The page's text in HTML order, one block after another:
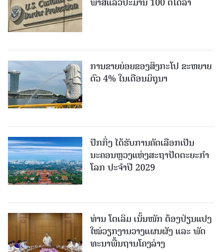
ການຂາຍຍ່ອຍຂອງສິງກະໂປ ຂະຫຍາຍ
ຕົວ 4% ໃນເດືອນມິຖຸນາ
ປັກກິ່ງ ໄດ້ຮັບການຄັດເລືອກເປັນ
ນະຄອນຫຼວງແຫ່ງສະຖາປັດຕະຍະກຳ
ໂລກ ປະຈຳປີ 2029
ທ່ານ ໂຕ​ເລິມ ເນັ້ນໜັກ ຕ້ອງ​ປ່ຽນ​ແປງ​
ໃໝ່​ວຽກ​ງານ​ວາງ​ແຜນ​ຜັງ ແລະ ​ພັດ​
ທະ​ນາ​ພື້ນ​ຖານ​ໂຄງ​ລ່າງ